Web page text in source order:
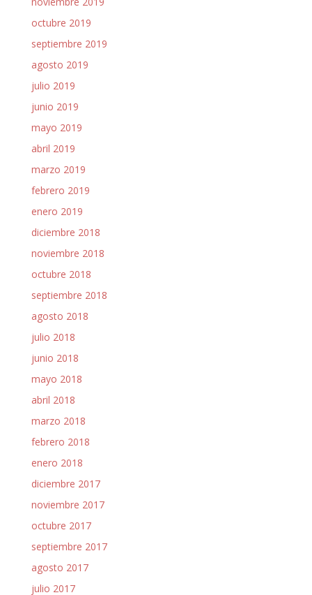
octubre 2019
septiembre 2019
agosto 2019
julio 2019
junio 2019
mayo 2019
abril 2019
marzo 2019
febrero 2019
enero 2019
diciembre 2018
noviembre 2018
octubre 2018
septiembre 2018
agosto 2018
julio 2018
junio 2018
mayo 2018
abril 2018
marzo 2018
febrero 2018
enero 2018
diciembre 2017
noviembre 2017
octubre 2017
septiembre 2017
agosto 2017
julio 2017